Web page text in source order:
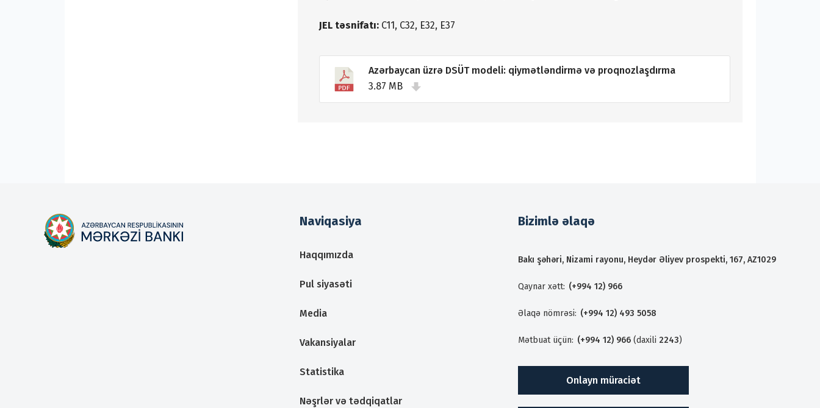
JEL təsnifatı:C11, C32, E32, E37
Azərbaycan üzrə DSÜT modeli: qiymətləndirmə və proqnozlaşdırma
3.87 MB
Naviqasiya
Haqqımızda
Pul siyasəti
Media
Vakansiyalar
Statistika
Nəşrlər və tədqiqatlar
Bizimlə əlaqə
Bakı şəhəri, Nizami rayonu, Heydər Əliyev prospekti, 167, AZ1029
Qaynar xətt: (+994 12) 966
Əlaqə nömrəsi: (+994 12) 493 5058
Mətbuat üçün: (+994 12) 966 (daxili 2243)
Onlayn müraciət